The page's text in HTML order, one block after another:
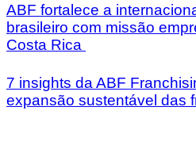
ABF fortalece a
brasileiro com missão
Costa Rica
7 insights da ABF
expansão sustentável das